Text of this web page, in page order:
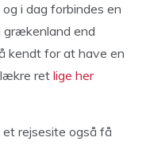
i dag forbindes en
grækenland end
kendt for at have en
lækre ret lige her
et rejsesite også få